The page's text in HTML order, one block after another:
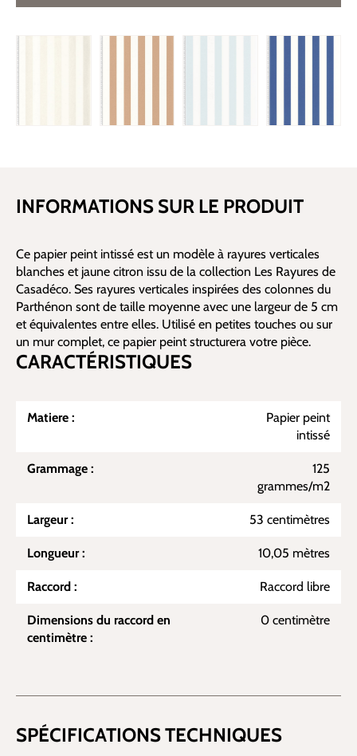
INFORMATIONS SUR LE PRODUIT
Ce papier peint intissé est un modèle à rayures verticales
blanches et jaune citron issu de la collection Les Rayures de
Casadéco. Ses rayures verticales inspirées des colonnes du
Parthénon sont de taille moyenne avec une largeur de 5 cm
et équivalentes entre elles. Utilisé en petites touches ou sur
un mur complet, ce papier peint structurera votre pièce.
CARACTÉRISTIQUES
Matiere :
Papier peint
intissé
Grammage :
125
grammes/m2
Largeur : 53 centimètres
Longueur : 10,05 mètres
Raccord : Raccord libre
Dimensions du raccord en
centimètre :
0 centimètre
SPÉCIFICATIONS TECHNIQUES